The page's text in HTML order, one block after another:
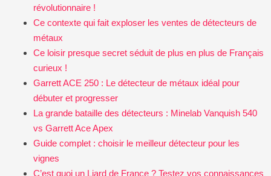
révolutionnaire !
Ce contexte qui fait exploser les ventes de détecteurs de
métaux
Ce loisir presque secret séduit de plus en plus de Français
curieux !
Garrett ACE 250 : Le détecteur de métaux idéal pour
débuter et progresser
La grande bataille des détecteurs : Minelab Vanquish 540
vs Garrett Ace Apex
Guide complet : choisir le meilleur détecteur pour les
vignes
C’est quoi un Liard de France ? Testez vos connaissances